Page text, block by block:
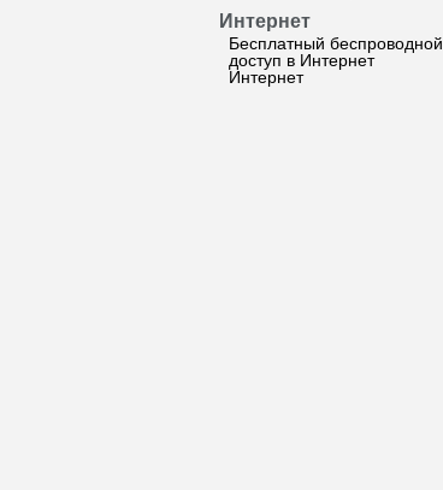
Интернет
Бесплатный беспроводной
доступ в Интернет
Интернет